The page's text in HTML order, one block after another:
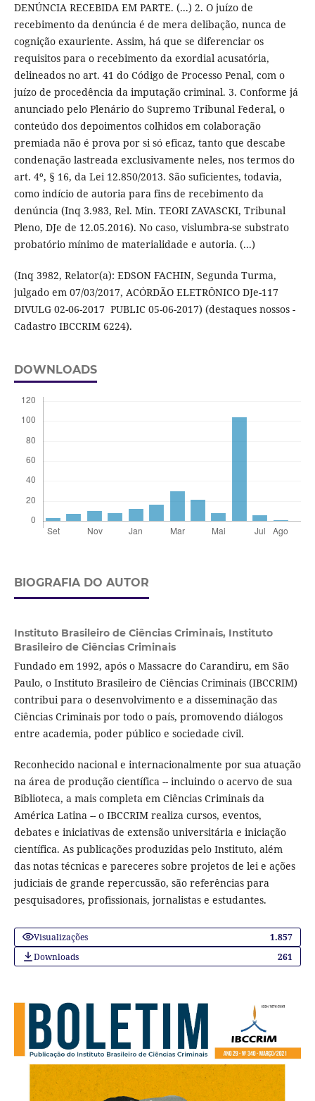
DENÚNCIA RECEBIDA EM PARTE. (...) 2. O juízo de
recebimento da denúncia é de mera delibação, nunca de
cognição exauriente. Assim, há que se diferenciar os
requisitos para o recebimento da exordial acusatória,
delineados no art. 41 do Código de Processo Penal, com o
juízo de procedência da imputação criminal. 3. Conforme já
anunciado pelo Plenário do Supremo Tribunal Federal, o
conteúdo dos depoimentos colhidos em colaboração
premiada não é prova por si só eficaz, tanto que descabe
condenação lastreada exclusivamente neles, nos termos do
art. 4º, § 16, da Lei 12.850/2013. São suficientes, todavia,
como indício de autoria para fins de recebimento da
denúncia (Inq 3.983, Rel. Min. TEORI ZAVASCKI, Tribunal
Pleno, DJe de 12.05.2016). No caso, vislumbra-se substrato
probatório mínimo de materialidade e autoria. (...)
(Inq 3982, Relator(a): EDSON FACHIN, Segunda Turma,
julgado em 07/03/2017, ACÓRDÃO ELETRÔNICO DJe-117
DIVULG 02-06-2017 PUBLIC 05-06-2017) (destaques nossos -
Cadastro IBCCRIM 6224).
DOWNLOADS
BIOGRAFIA DO AUTOR
Instituto Brasileiro de Ciências Criminais, Instituto
Brasileiro de Ciências Criminais
Fundado em 1992, após o Massacre do Carandiru, em São
Paulo, o Instituto Brasileiro de Ciências Criminais (IBCCRIM)
contribui para o desenvolvimento e a disseminação das
Ciências Criminais por todo o país, promovendo diálogos
entre academia, poder público e sociedade civil.
Reconhecido nacional e internacionalmente por sua atuação
na área de produção científica -- incluindo o acervo de sua
Biblioteca, a mais completa em Ciências Criminais da
América Latina -- o IBCCRIM realiza cursos, eventos,
debates e iniciativas de extensão universitária e iniciação
científica. As publicações produzidas pelo Instituto, além
das notas técnicas e pareceres sobre projetos de lei e ações
judiciais de grande repercussão, são referências para
pesquisadores, profissionais, jornalistas e estudantes.
Visualizações
1.857
Downloads
261